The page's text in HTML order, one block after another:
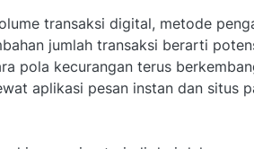
transaksi digital, metode
jumlah transaksi berarti
pola kecurangan terus
aplikasi pesan instan dan situs